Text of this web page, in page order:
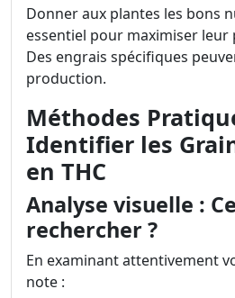
Donner aux plantes les bons
essentiel pour maximiser leur
Des engrais spécifiques
production.
Méthodes
Identifier les
en THC
Analyse visuelle :
rechercher ?
En examinant attentivement
note :